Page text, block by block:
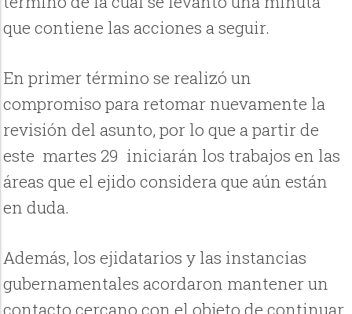
que contiene las acciones a seguir.
En primer término se realizó un
compromiso para retomar nuevamente la
revisión del asunto, por lo que a partir de
este martes 29 iniciarán los trabajos en las
áreas que el ejido considera que aún están
en duda.
Además, los ejidatarios y las instancias
gubernamentales acordaron mantener un